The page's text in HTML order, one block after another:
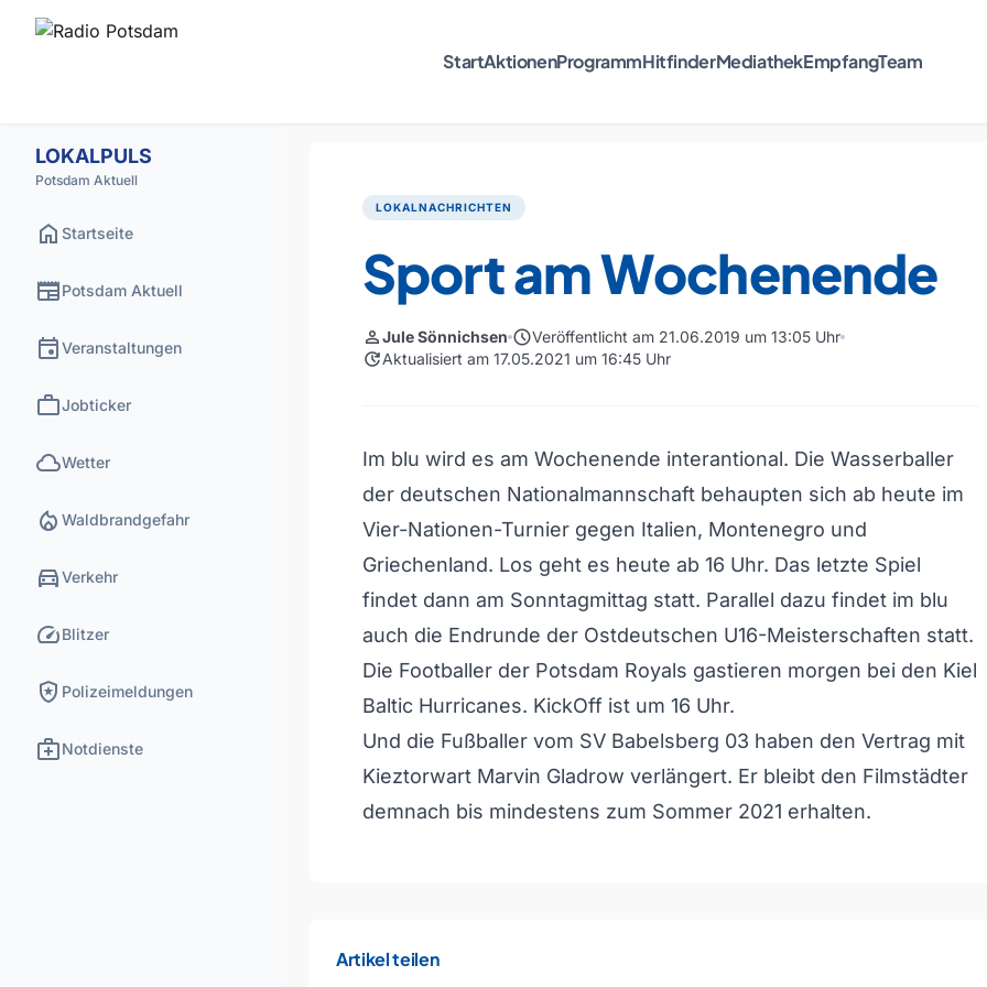
StartAktionenProgrammHitfinderMediathekEmpfangTeam
LOKALPULS
Potsdam Aktuell
home Startseite
newspaperPotsdam Aktuell
eventVeranstaltungen
workJobticker
cloudWetter
local_fire_department Waldbrandgefahr
directions_carVerkehr
speedBlitzer
local_police Polizeimeldungen
medical_servicesNotdienste
LOKALNACHRICHTEN
Sport am Wochenende
personJule Sönnichsen scheduleVeröffentlicht am 21.06.2019 um 13:05 Uhr
updateAktualisiert am 17.05.2021 um 16:45 Uhr
Im blu wird es am Wochenende interantional. Die Wasserballer
der deutschen Nationalmannschaft behaupten sich ab heute im
Vier-Nationen-Turnier gegen Italien, Montenegro und
Griechenland. Los geht es heute ab 16 Uhr. Das letzte Spiel
findet dann am Sonntagmittag statt. Parallel dazu findet im blu
auch die Endrunde der Ostdeutschen U16-Meisterschaften statt.
Die Footballer der Potsdam Royals gastieren morgen bei den Kiel
Baltic Hurricanes. KickOff ist um 16 Uhr.
Und die Fußballer vom SV Babelsberg 03 haben den Vertrag mit
Kieztorwart Marvin Gladrow verlängert. Er bleibt den Filmstädter
demnach bis mindestens zum Sommer 2021 erhalten.
Artikel teilen